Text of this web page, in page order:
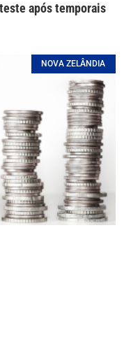
após temporais
NOVA ZELÂNDIA